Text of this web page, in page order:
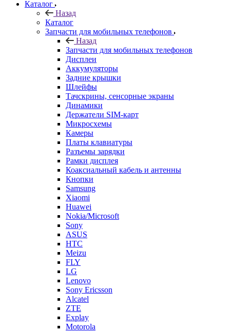
Назад
Каталог
Запчасти для мобильных телефонов
Назад
Запчасти для мобильных телефонов
Дисплеи
Аккумуляторы
Задние крышки
Шлейфы
Тачскрины, сенсорные экраны
Динамики
Держатели SIM-карт
Микросхемы
Камеры
Платы клавиатуры
Разъемы зарядки
Рамки дисплея
Коаксиальный кабель и антенны
Кнопки
Samsung
Xiaomi
Huawei
Nokia/Microsoft
Sony
ASUS
HTC
Meizu
FLY
LG
Lenovo
Sony Ericsson
Alcatel
ZTE
Explay
Motorola
Oppo